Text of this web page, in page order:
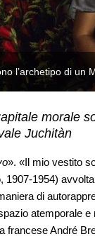
morale
Juchitàn
». «Il mio vestito
1907-1954)
di
atemporale
francese André